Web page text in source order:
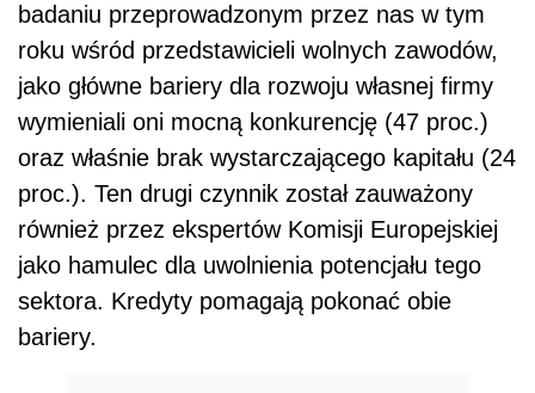
badaniu przeprowadzonym przez nas w tym
roku wśród przedstawicieli wolnych zawodów,
jako główne bariery dla rozwoju własnej firmy
wymieniali oni mocną konkurencję (47 proc.)
oraz właśnie brak wystarczającego kapitału (24
proc.). Ten drugi czynnik został zauważony
również przez ekspertów Komisji Europejskiej
jako hamulec dla uwolnienia potencjału tego
sektora. Kredyty pomagają pokonać obie
bariery.